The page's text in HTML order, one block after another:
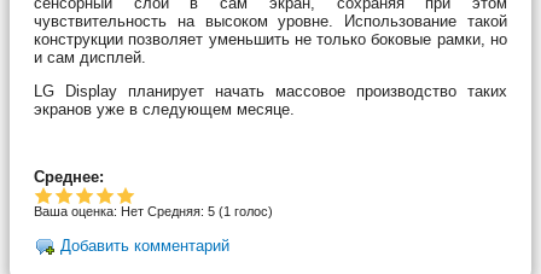
чувствительность на высоком уровне. Использование такой
конструкции позволяет уменьшить не только боковые рамки, но
и сам дисплей.
LG Display планирует начать массовое производство таких
экранов уже в следующем месяце.
Среднее:
Ваша оценка: Нет Средняя: 5 (1 голос)
Добавить комментарий